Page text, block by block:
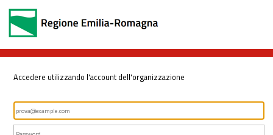
Accedere utilizzando l'account dell'organizzazione